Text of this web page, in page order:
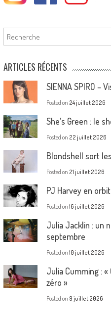
Rechercher
ARTICLES RÉCENTS
SIENNA SPIRO –
Posted on 24 juillet 2026
She’s Green : le
Posted on 22 juillet 2026
Blondshell sort
Posted on 21 juillet 2026
PJ Harvey en
Posted on 16 juillet 2026
Julia Jacklin : un
septembre
Posted on 10 juillet 2026
Julia Cumming :
zéro »
Posted on 9 juillet 2026